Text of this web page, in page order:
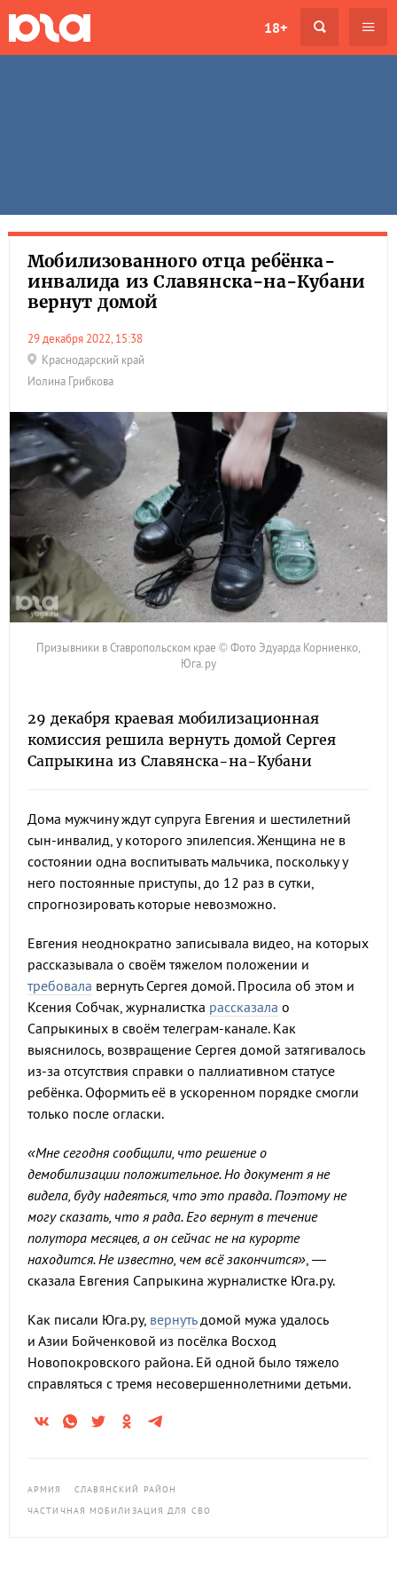
18+
Мобилизованного отца ребёнка-
инвалида из Славянска-на-Кубани
вернут домой
29 декабря 2022, 15:38
Краснодарский край
Иолина Грибкова
Призывники в Ставропольском крае © Фото Эдуарда Корниенко,
Юга.ру
29 декабря краевая мобилизационная
комиссия решила вернуть домой Сергея
Сапрыкина из Славянска-на-Кубани
Дома мужчину ждут супруга Евгения и шестилетний
сын-инвалид, у которого эпилепсия. Женщина не в
состоянии одна воспитывать мальчика, поскольку у
него постоянные приступы, до 12 раз в сутки,
спрогнозировать которые невозможно.
Евгения неоднократно записывала видео, на которых
рассказывала о своём тяжелом положении и
требовала вернуть Сергея домой. Просила об этом и
Ксения Собчак, журналистка рассказала о
Сапрыкиных в своём телеграм-канале. Как
выяснилось, возвращение Сергея домой затягивалось
из-за отсутствия справки о паллиативном статусе
ребёнка. Оформить её в ускоренном порядке смогли
только после огласки.
«Мне сегодня сообщили, что решение о
демобилизации положительное. Но документ я не
видела, буду надеяться, что это правда. Поэтому не
могу сказать, что я рада. Его вернут в течение
полутора месяцев, а он сейчас не на курорте
находится. Не известно, чем всё закончится», —
сказала Евгения Сапрыкина журналистке Юга.ру.
Как писали Юга.ру, вернутьдомой мужа удалось
и Азии Бойченковой из посёлка Восход
Новопокровского района. Ей одной было тяжело
справляться с тремя несовершеннолетними детьми.
АРМИЯ
СЛАВЯНСКИЙ РАЙОН
ЧАСТИЧНАЯ МОБИЛИЗАЦИЯ ДЛЯ СВО